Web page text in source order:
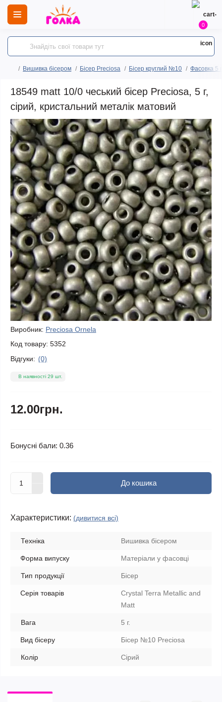
0
Вишивка бісером Бісер Preciosa Бісер круглий №10 Фасовка 5
18549 matt 10/0 чеський бісер Preciosa, 5 г,
сірий, кристальний металік матовий
Виробник: Preciosa Ornela
Код товару: 5352
Відгуки: (0)
В наявності 29 шт.
12.00грн.
Бонусні бали: 0.36
До кошика
Характеристики: (дивитися всі)
Техніка Вишивка бісером
Форма випуску Матеріали у фасовці
Тип продукції Бісер
Серія товарів
Crystal Terra Metallic and
Matt
Вага 5 г.
Вид бісеру Бісер №10 Preciosa
Колір Сірий